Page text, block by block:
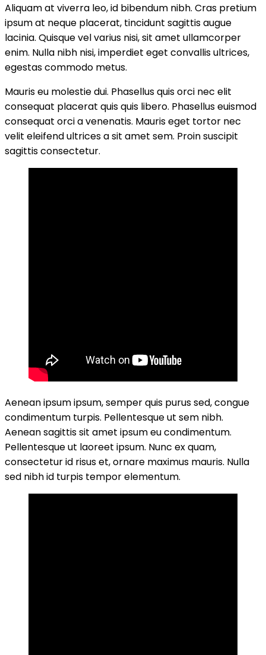
Aliquam at viverra leo, id bibendum nibh. Cras pretium
ipsum at neque placerat, tincidunt sagittis augue
lacinia. Quisque vel varius nisi, sit amet ullamcorper
enim. Nulla nibh nisi, imperdiet eget convallis ultrices,
egestas commodo metus.
Mauris eu molestie dui. Phasellus quis orci nec elit
consequat placerat quis quis libero. Phasellus euismod
consequat orci a venenatis. Mauris eget tortor nec
velit eleifend ultrices a sit amet sem. Proin suscipit
sagittis consectetur.
Aenean ipsum ipsum, semper quis purus sed, congue
condimentum turpis. Pellentesque ut sem nibh.
Aenean sagittis sit amet ipsum eu condimentum.
Pellentesque ut laoreet ipsum. Nunc ex quam,
consectetur id risus et, ornare maximus mauris. Nulla
sed nibh id turpis tempor elementum.